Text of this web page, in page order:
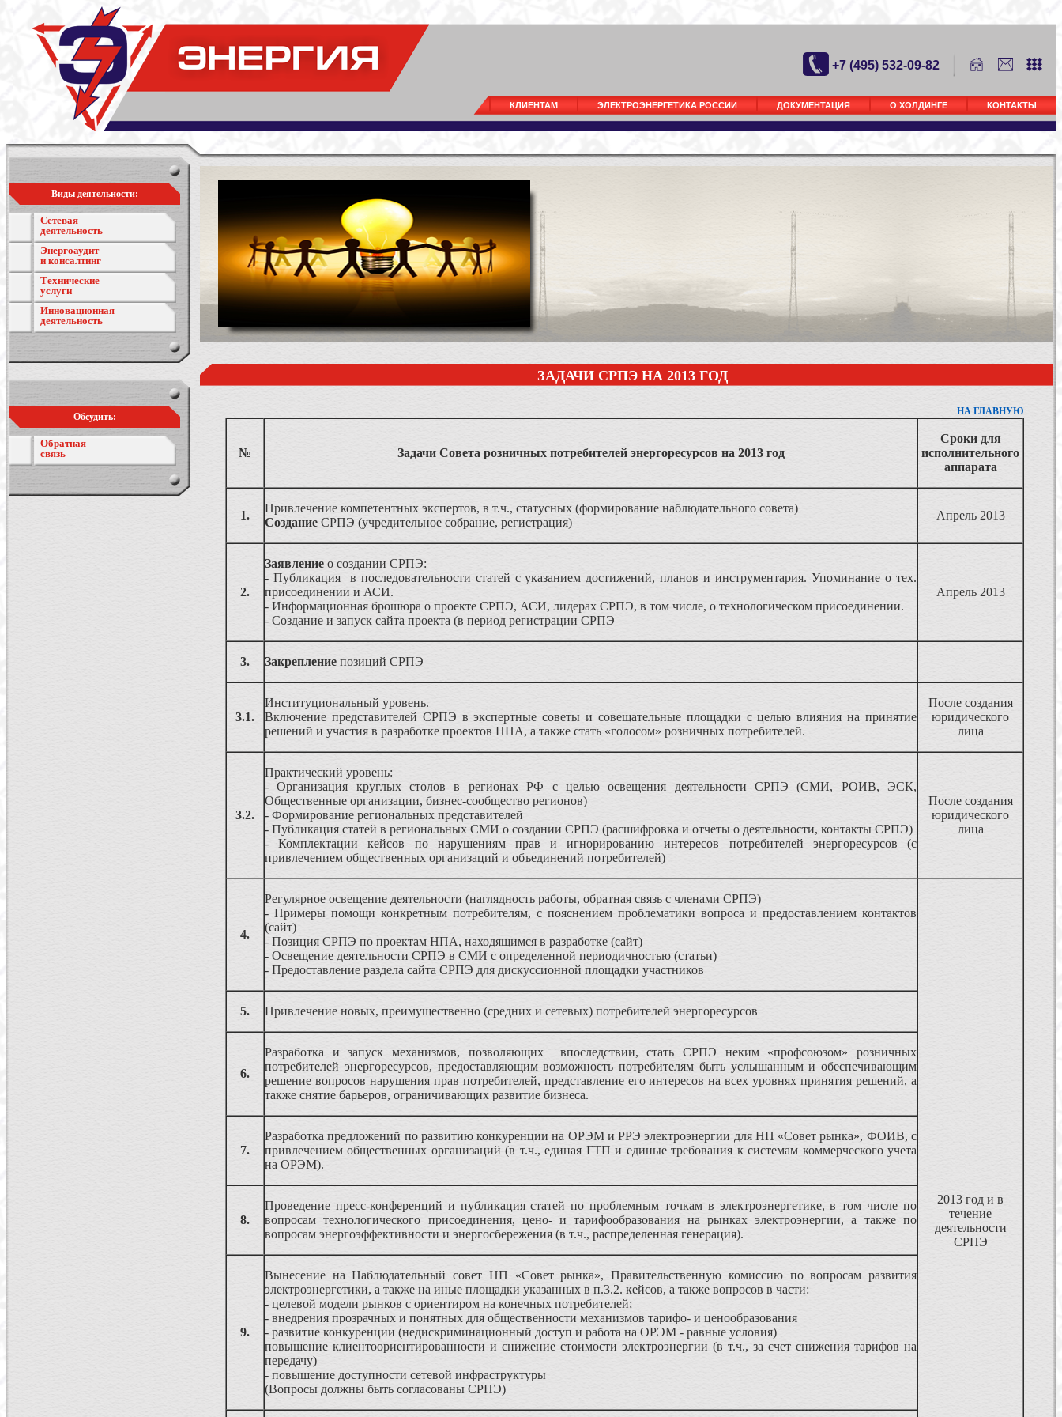
+7 (495) 532-09-82
КЛИЕНТАМ ЭЛЕКТРОЭНЕРГЕТИКА РОССИИ ДОКУМЕНТАЦИЯ О ХОЛДИНГЕ КОНТАКТЫ
Виды деятельности:
Сетевая
деятельность
Энергоаудит
и консалтинг
Технические
услуги
Инновационная
деятельность
Обсудить:
Обратная
связь
ЗАДАЧИ СРПЭ НА 2013 ГОД
НА ГЛАВНУЮ
№ Задачи Совета розничных потребителей энергоресурсов на 2013 год
Сроки для
исполнительного
аппарата
1.
Привлечение компетентных экспертов, в т.ч., статусных (формирование наблюдательного совета)
Создание СРПЭ (учредительное собрание, регистрация)
Апрель 2013
2.
Заявление о создании СРПЭ:
- Публикация в последовательности статей с указанием достижений, планов и инструментария. Упоминание о тех.
присоединении и АСИ.
- Информационная брошюра о проекте СРПЭ, АСИ, лидерах СРПЭ, в том числе, о технологическом присоединении.
- Создание и запуск сайта проекта (в период регистрации СРПЭ
Апрель 2013
3. Закрепление позиций СРПЭ
3.1.
Институциональный уровень.
Включение представителей СРПЭ в экспертные советы и совещательные площадки с целью влияния на принятие
решений и участия в разработке проектов НПА, а также стать «голосом» розничных потребителей.
После создания
юридического
лица
3.2.
Практический уровень:
- Организация круглых столов в регионах РФ с целью освещения деятельности СРПЭ (СМИ, РОИВ, ЭСК,
Общественные организации, бизнес-сообщество регионов)
- Формирование региональных представителей
- Публикация статей в региональных СМИ о создании СРПЭ (расшифровка и отчеты о деятельности, контакты СРПЭ)
- Комплектации кейсов по нарушениям прав и игнорированию интересов потребителей энергоресурсов (с
привлечением общественных организаций и объединений потребителей)
После создания
юридического
лица
4.
Регулярное освещение деятельности (наглядность работы, обратная связь с членами СРПЭ)
- Примеры помощи конкретным потребителям, с пояснением проблематики вопроса и предоставлением контактов
(сайт)
- Позиция СРПЭ по проектам НПА, находящимся в разработке (сайт)
- Освещение деятельности СРПЭ в СМИ с определенной периодичностью (статьи)
- Предоставление раздела сайта СРПЭ для дискуссионной площадки участников
2013 год и в
течение
деятельности
СРПЭ
5. Привлечение новых, преимущественно (средних и сетевых) потребителей энергоресурсов
6.
Разработка и запуск механизмов, позволяющих впоследствии, стать СРПЭ неким «профсоюзом» розничных
потребителей энергоресурсов, предоставляющим возможность потребителям быть услышанным и обеспечивающим
решение вопросов нарушения прав потребителей, представление его интересов на всех уровнях принятия решений, а
также снятие барьеров, ограничивающих развитие бизнеса.
7.
Разработка предложений по развитию конкуренции на ОРЭМ и РРЭ электроэнергии для НП «Совет рынка», ФОИВ, с
привлечением общественных организаций (в т.ч., единая ГТП и единые требования к системам коммерческого учета
на ОРЭМ).
8.
Проведение пресс-конференций и публикация статей по проблемным точкам в электроэнергетике, в том числе по
вопросам технологического присоединения, цено- и тарифообразования на рынках электроэнергии, а также по
вопросам энергоэффективности и энергосбережения (в т.ч., распределенная генерация).
9.
Вынесение на Наблюдательный совет НП «Совет рынка», Правительственную комиссию по вопросам развития
электроэнергетики, а также на иные площадки указанных в п.3.2. кейсов, а также вопросов в части:
- целевой модели рынков с ориентиром на конечных потребителей;
- внедрения прозрачных и понятных для общественности механизмов тарифо- и ценообразования
- развитие конкуренции (недискриминационный доступ и работа на ОРЭМ - равные условия)
повышение клиентоориентированности и снижение стоимости электроэнергии (в т.ч., за счет снижения тарифов на
передачу)
- повышение доступности сетевой инфраструктуры
(Вопросы должны быть согласованы СРПЭ)